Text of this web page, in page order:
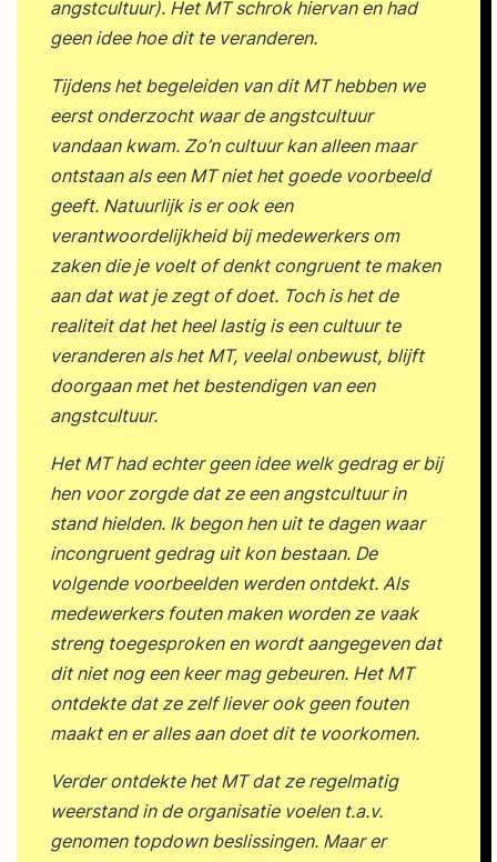
angstcultuur). Het MT schrok hiervan en had
geen idee hoe dit te veranderen.
Tijdens het begeleiden van dit MT hebben we
eerst onderzocht waar de angstcultuur
vandaan kwam. Zo’n cultuur kan alleen maar
ontstaan als een MT niet het goede voorbeeld
geeft. Natuurlijk is er ook een
verantwoordelijkheid bij medewerkers om
zaken die je voelt of denkt congruent te maken
aan dat wat je zegt of doet. Toch is het de
realiteit dat het heel lastig is een cultuur te
veranderen als het MT, veelal onbewust, blijft
doorgaan met het bestendigen van een
angstcultuur.
Het MT had echter geen idee welk gedrag er bij
hen voor zorgde dat ze een angstcultuur in
stand hielden. Ik begon hen uit te dagen waar
incongruent gedrag uit kon bestaan. De
volgende voorbeelden werden ontdekt. Als
medewerkers fouten maken worden ze vaak
streng toegesproken en wordt aangegeven dat
dit niet nog een keer mag gebeuren. Het MT
ontdekte dat ze zelf liever ook geen fouten
maakt en er alles aan doet dit te voorkomen.
Verder ontdekte het MT dat ze regelmatig
weerstand in de organisatie voelen t.a.v.
genomen topdown beslissingen. Maar er